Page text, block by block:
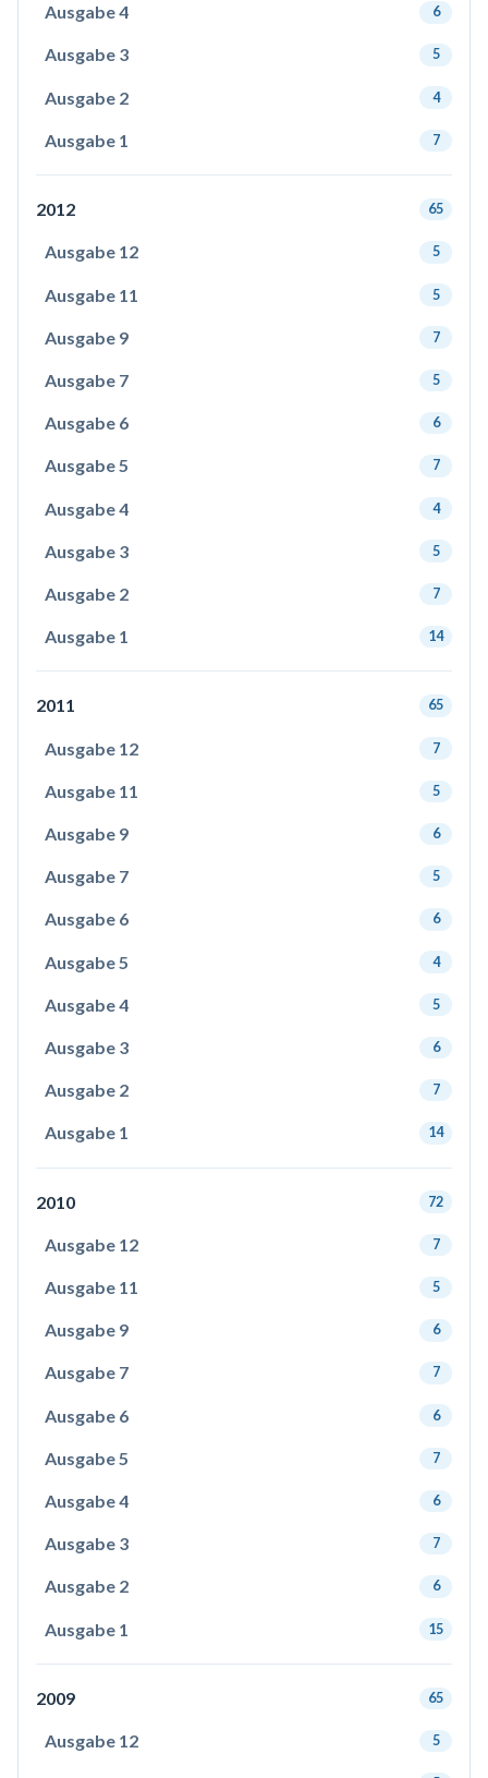
Ausgabe 4 6
Ausgabe 3 5
Ausgabe 2 4
Ausgabe 1 7
2012 65
Ausgabe 12 5
Ausgabe 11 5
Ausgabe 9 7
Ausgabe 7 5
Ausgabe 6 6
Ausgabe 5 7
Ausgabe 4 4
Ausgabe 3 5
Ausgabe 2 7
Ausgabe 1 14
2011 65
Ausgabe 12 7
Ausgabe 11 5
Ausgabe 9 6
Ausgabe 7 5
Ausgabe 6 6
Ausgabe 5 4
Ausgabe 4 5
Ausgabe 3 6
Ausgabe 2 7
Ausgabe 1 14
2010 72
Ausgabe 12 7
Ausgabe 11 5
Ausgabe 9 6
Ausgabe 7 7
Ausgabe 6 6
Ausgabe 5 7
Ausgabe 4 6
Ausgabe 3 7
Ausgabe 2 6
Ausgabe 1 15
2009 65
Ausgabe 12 5